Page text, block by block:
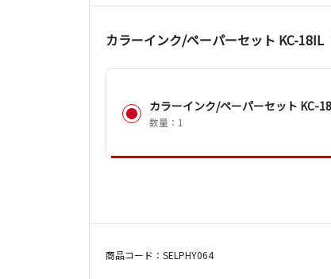
カラーインク/ペーパーセット KC-
カラーインク/ペーパーセット KC-
数量：1
商品コード：SELPHY064